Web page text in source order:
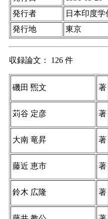
発行者
日本印度学
発行地
東京
収録論文： 126 件
磯田 煕文 著
苅谷 定彦 著
大南 竜昇 著
藤近 恵市 著
鈴木 広隆 著